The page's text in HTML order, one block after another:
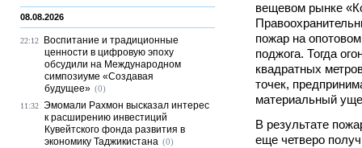
вещевом рынке
пожар на
поджога. Тогда
квадратных
точек,
материальный
В результате
еще четверо
08.08.2026
22:12
Воспитание и традиционные
ценности в цифровую эпоху
обсудили на Международном
симпозиуме «Создавая
будущее» (0)
11:32 Эмомали Рахмон высказал интерес
к расширению инвестиций
Кувейтского фонда развития в
экономику Таджикистана (0)